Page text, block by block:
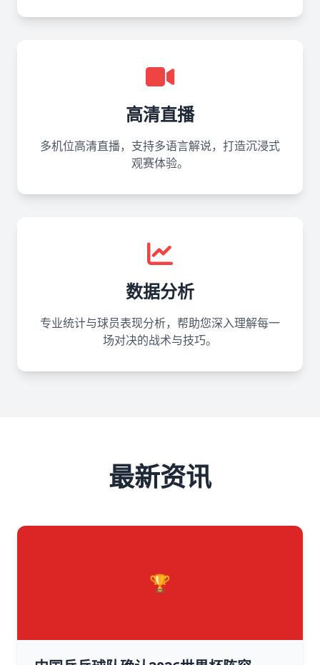
高清直播
多机位高清直播，支持多语言解说，打造沉浸式
观赛体验。
数据分析
专业统计与球员表现分析，帮助您深入理解每一
场对决的战术与技巧。
最新资讯
🏆